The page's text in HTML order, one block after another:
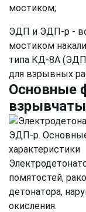
мостиком;
ЭДП и ЭДП-р -
мостиком
типа КД-8А
для взрывных
Основные
помятостей,
детонатора,
окисления.